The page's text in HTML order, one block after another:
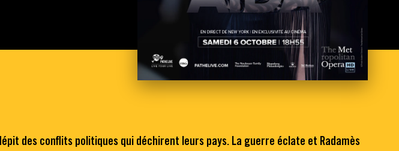
des conflits politiques qui déchirent leurs pays. La guerre éclate et Radamès